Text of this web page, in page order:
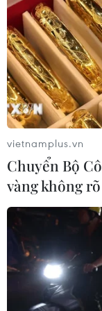
Tổng Biên tập:
Phó Tổng Biên
THỦY
Sở hữu trí tuệ
RSS
Ngôn ngữ
Dịch vụ tin
Liên hệ
Giấy phép số:
cấp ngày 11/9/2008.
Quảng cáo: Phó
vietnamplus.vn
Chuyển Bộ
vàng không